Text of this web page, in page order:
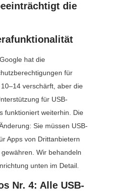
die
hat die
für
verschärft, aber die
für USB-
funktioniert weiterhin. Die
Sie müssen USB-
Apps von Drittanbietern
gewähren. Wir behandeln
unten im Detail.
Nr. 4: Alle USB-